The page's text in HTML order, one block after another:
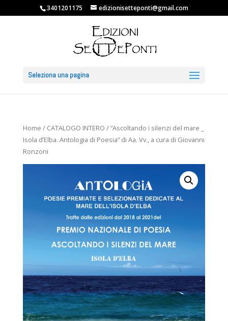
3401201175 edizionisetteponti@gmail.com
Seleziona una pagina
Home / CATALOGO INTERO / “Ascoltando i silenzi del mare _
Isola d’Elba. Antologia di Poesia” di Aa. Vv., a cura di Giovanni
Ronzoni